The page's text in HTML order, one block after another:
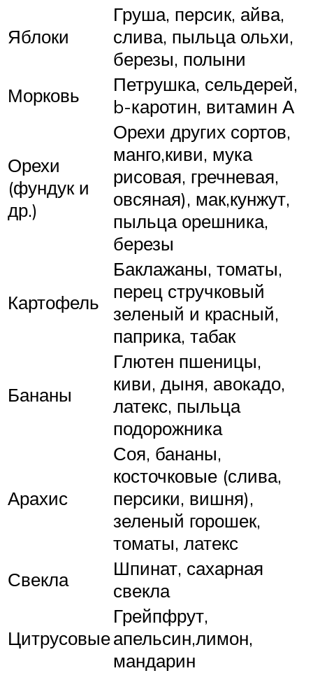
Яблоки
Груша, персик, айва,
слива, пыльца ольхи,
березы, полыни
Морковь
Петрушка, сельдерей,
b-каротин, витамин А
Орехи
(фундук и
др.)
Орехи других сортов,
манго,киви, мука
рисовая, гречневая,
овсяная), мак,кунжут,
пыльца орешника,
березы
Картофель
Баклажаны, томаты,
перец стручковый
зеленый и красный,
паприка, табак
Бананы
Глютен пшеницы,
киви, дыня, авокадо,
латекс, пыльца
подорожника
Арахис
Соя, бананы,
косточковые (слива,
персики, вишня),
зеленый горошек,
томаты, латекс
Свекла
Шпинат, сахарная
свекла
Цитрусовые
Грейпфрут,
апельсин,лимон,
мандарин